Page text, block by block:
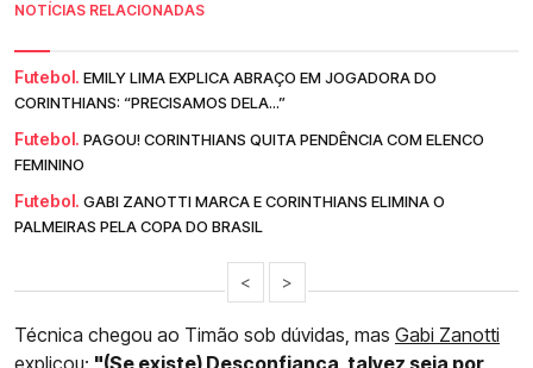
NOTÍCIAS RELACIONADAS
Futebol. EMILY LIMA EXPLICA ABRAÇO EM JOGADORA DO
CORINTHIANS: “PRECISAMOS DELA...”
Futebol. PAGOU! CORINTHIANS QUITA PENDÊNCIA COM ELENCO
FEMININO
Futebol. GABI ZANOTTI MARCA E CORINTHIANS ELIMINA O
PALMEIRAS PELA COPA DO BRASIL
< >
Técnica chegou ao Timão sob dúvidas, mas Gabi Zanotti